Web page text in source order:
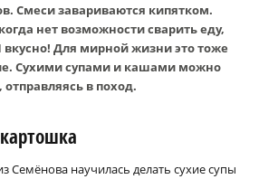
Смеси завариваются кипятком.
нет возможности сварить еду,
вкусно! Для мирной жизни это тоже
Сухими супами и кашами можно
в поход.
Семёнова научилась делать сухие супы